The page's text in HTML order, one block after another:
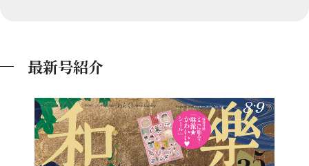
最新号紹介